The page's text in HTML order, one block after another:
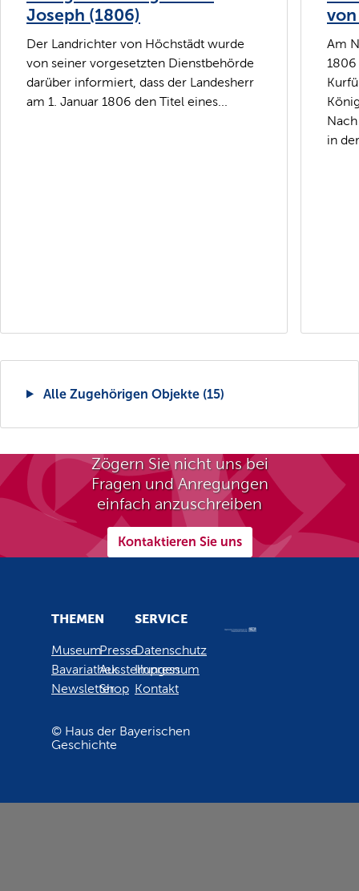
Joseph (1806)
Der Landrichter von Höchstädt wurde
von seiner vorgesetzten Dienstbehörde
darüber informiert, dass der Landesherr
am 1. Januar 1806 den Titel eines...
Am
in
Alle Zugehörigen Objekte (15)
Zögern Sie nicht uns bei
Fragen und Anregungen
einfach anzuschreiben
Kontaktieren Sie uns
THEMEN
Museum
Bavariathek
Newsletter
Presse
Ausstellungen
Shop
SERVICE
Datenschutz
Impressum
Kontakt
© Haus der Bayerischen
Geschichte